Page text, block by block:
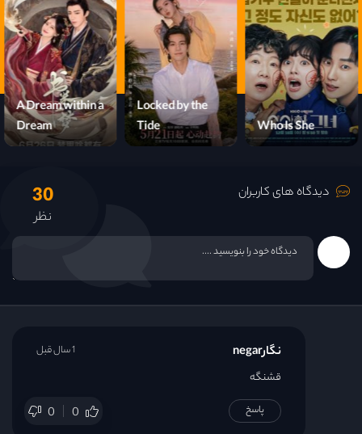
Who Is She
Locked by the
Tide
A Dream within a
Dream
دیدگاه های کاربران 30
نظر
نگارnegar
قشنگه
0 0
1 سال قبل
پاسخ